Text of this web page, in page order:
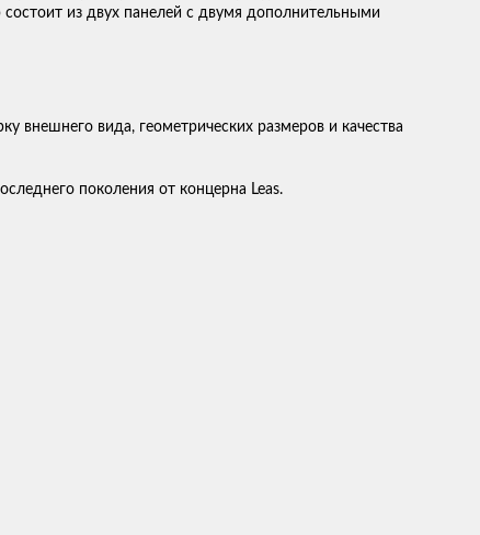
из двух панелей с двумя дополнительными
внешнего вида, геометрических размеров и качества
поколения от концерна Leas.